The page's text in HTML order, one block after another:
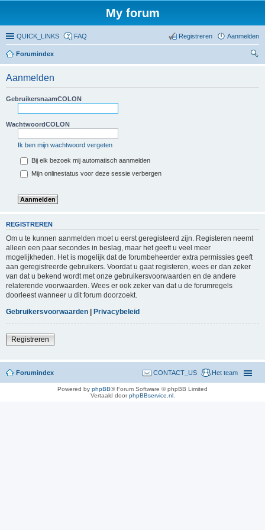
My forum
QUICK_LINKS FAQ Aanmelden
Registreren
Forumindex
Aanmelden
GebruikersnaamCOLON
WachtwoordCOLON
Ik ben mijn wachtwoord vergeten
Bij elk bezoek mij automatisch aanmelden
Mijn onlinestatus voor deze sessie verbergen
REGISTREREN
Om u te kunnen aanmelden moet u eerst geregisteerd zijn. Registeren neemt
alleen een paar secondes in beslag, maar het geeft u veel meer
mogelijkheden. Het is mogelijk dat de forumbeheerder extra permissies geeft
aan geregistreerde gebruikers. Voordat u gaat registeren, wees er dan zeker
van dat u bekend wordt met onze gebruikersvoorwaarden en de andere
relaterende voorwaarden. Wees er ook zeker van dat u de forumregels
doorleest wanneer u dit forum doorzoekt.
Gebruikersvoorwaarden | Privacybeleid
Registreren
Forumindex Het team
CONTACT_US
Powered by phpBB® Forum Software © phpBB Limited
Vertaald doorphpBBservice.nl.